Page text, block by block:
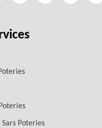
Poteries